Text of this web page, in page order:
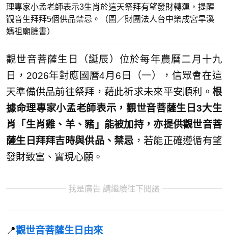
理專家小孟老師表示3生肖於這天祭拜有望發財轉運，提醒
觀音生拜拜5個供品禁忌。（圖／財團法人台中樂成宮旱溪
媽祖廟臉書）
觀世音菩薩生日（誕辰）位於每年農曆二月十九
日，2026年對應國曆4月6日（一），信眾會在這
天準備供品前往祭拜，藉此祈求未來平安順利。 根
據命理專家小孟老師表示，觀世音菩薩生日3大生
肖「生肖雞、羊、豬」能被加持，亦提供觀世音菩
薩生日拜拜吉時與供品、禁忌 ，若能正確遵循有望
發財致富、實現心願。
我是廣告 請繼續往下閱讀
📍觀世音菩薩生日由來